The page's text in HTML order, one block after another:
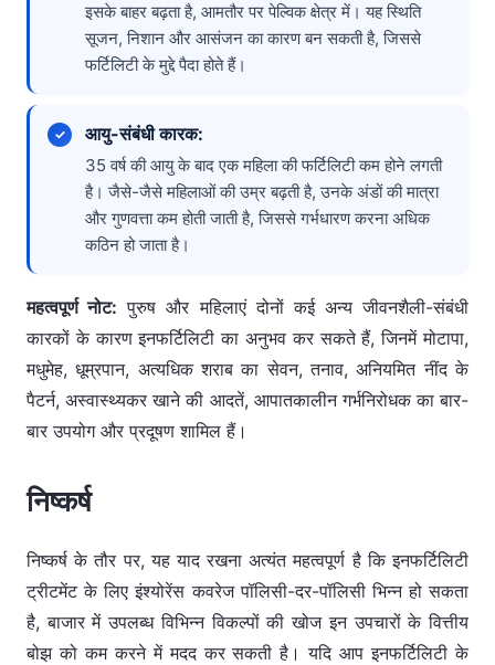
इसके बाहर बढ़ता है, आमतौर पर पेल्विक क्षेत्र में। यह स्थिति
सूजन, निशान और आसंजन का कारण बन सकती है, जिससे
फर्टिलिटी के मुद्दे पैदा होते हैं।
आयु-संबंधी कारक:
35 वर्ष की आयु के बाद एक महिला की फर्टिलिटी कम होने लगती
है। जैसे-जैसे महिलाओं की उम्र बढ़ती है, उनके अंडों की मात्रा
और गुणवत्ता कम होती जाती है, जिससे गर्भधारण करना अधिक
कठिन हो जाता है।
महत्वपूर्ण नोट: पुरुष और महिलाएं दोनों कई अन्य जीवनशैली-संबंधी
कारकों के कारण इनफर्टिलिटी का अनुभव कर सकते हैं, जिनमें मोटापा,
मधुमेह, धूम्रपान, अत्यधिक शराब का सेवन, तनाव, अनियमित नींद के
पैटर्न, अस्वास्थ्यकर खाने की आदतें, आपातकालीन गर्भनिरोधक का बार-
बार उपयोग और प्रदूषण शामिल हैं।
निष्कर्ष
निष्कर्ष के तौर पर, यह याद रखना अत्यंत महत्वपूर्ण है कि इनफर्टिलिटी
ट्रीटमेंट के लिए इंश्योरेंस कवरेज पॉलिसी-दर-पॉलिसी भिन्न हो सकता
है, बाजार में उपलब्ध विभिन्न विकल्पों की खोज इन उपचारों के वित्तीय
बोझ को कम करने में मदद कर सकती है। यदि आप इनफर्टिलिटी के